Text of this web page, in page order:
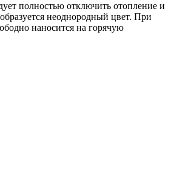
полностью отключить отопление и
неоднородный цвет. При
наносится на горячую